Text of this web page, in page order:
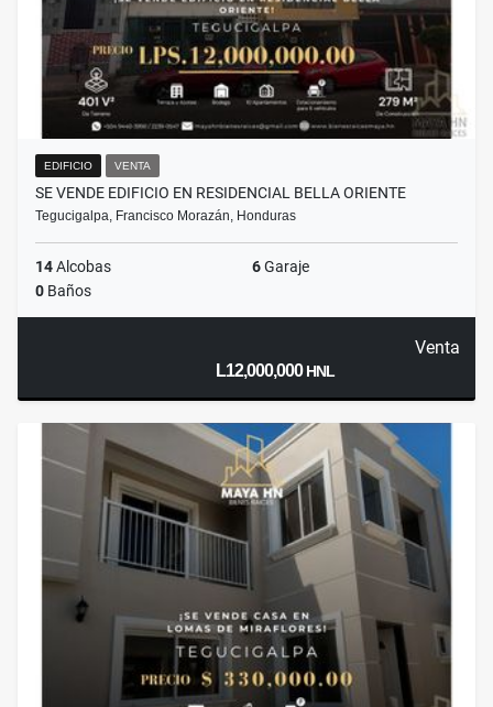
EDIFICIO VENTA
SE VENDE EDIFICIO EN RESIDENCIAL BELLA ORIENTE
Tegucigalpa, Francisco Morazán, Honduras
14Alcobas 6Garaje
0 Baños
Venta
L12,000,000HNL